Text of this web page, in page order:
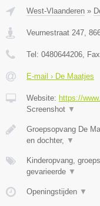
West-Vlaanderen »
Veurnestraat 247,
Tel: 0480644206,
E-mail › De Maatjes
Website: https://
Screenshot ▼
Groepsopvang De
en dochter, ▼
Kinderopvang,
gevarieerde ▼
Openingstijden ▼